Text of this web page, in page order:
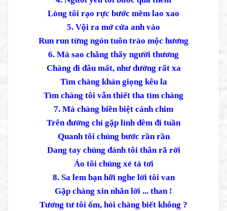
Lòng tôi rạo rực bước mềm lao xao
5. Vội ra mở cửa anh vào
Run run từng ngón tuôn trào mộc hương
6. Mà sao chẳng thấy người thương
Chàng đi đâu mất, như dường rất xa
Tìm chàng khản giọng kêu la
Tìm chàng tôi vẫn thiết tha tìm chàng
7. Mà chàng biền biệt cánh chim
Trên đường chỉ gặp lính đêm đi tuần
Quanh tôi chúng bước rần rần
Dang tay chúng đánh tôi thân rã rời
Áo tôi chúng xé tả tơi
8. Sa lem bạn hỡi nghe lời tôi van
Gặp chàng xin nhắn lời ... than !
Tương tư tôi ốm, hỏi chàng biết không ?